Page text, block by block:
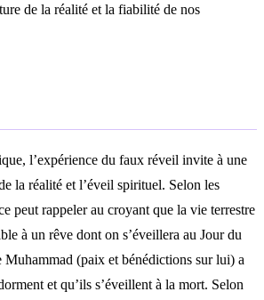
de la réalité et la fiabilité de nos
l’expérience du faux réveil invite à une
la réalité et l’éveil spirituel. Selon les
peut rappeler au croyant que la vie terrestre
à un rêve dont on s’éveillera au Jour du
Muhammad (paix et bénédictions sur lui) a
et qu’ils s’éveillent à la mort. Selon